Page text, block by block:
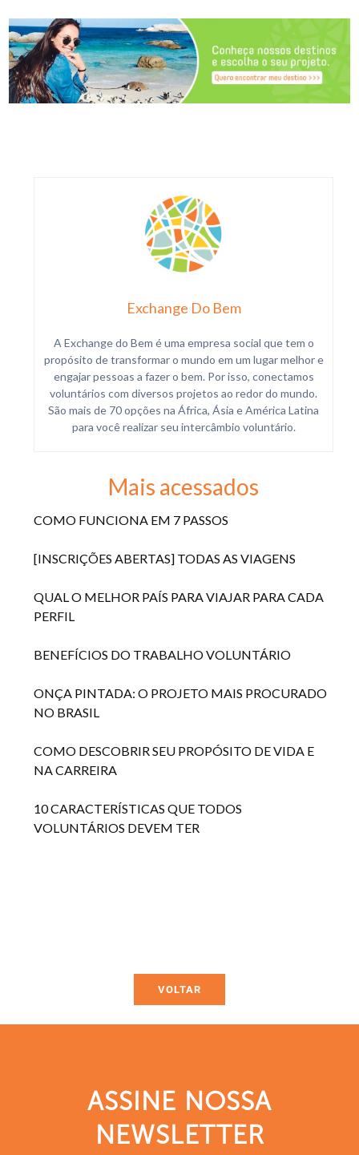
Exchange Do Bem
A Exchange do Bem é uma empresa social que tem o
propósito de transformar o mundo em um lugar melhor e
engajar pessoas a fazer o bem. Por isso, conectamos
voluntários com diversos projetos ao redor do mundo.
São mais de 70 opções na África, Ásia e América Latina
para você realizar seu intercâmbio voluntário.
Mais acessados
COMO FUNCIONA EM 7 PASSOS
[INSCRIÇÕES ABERTAS] TODAS AS VIAGENS
QUAL O MELHOR PAÍS PARA VIAJAR PARA CADA
PERFIL
BENEFÍCIOS DO TRABALHO VOLUNTÁRIO
ONÇA PINTADA: O PROJETO MAIS PROCURADO
NO BRASIL
COMO DESCOBRIR SEU PROPÓSITO DE VIDA E
NA CARREIRA
10 CARACTERÍSTICAS QUE TODOS
VOLUNTÁRIOS DEVEM TER
VOLTAR
ASSINE NOSSA
NEWSLETTER